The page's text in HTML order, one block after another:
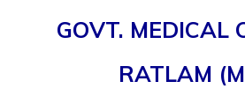
GOVT. MEDICAL
RATLAM